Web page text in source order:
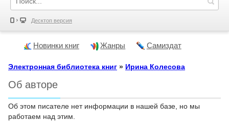
Десктоп версия
Новинки книг Жанры Самиздат
Электронная библиотека книг » Ирина Колесова
Об авторе
Об этом писателе нет информации в нашей базе, но мы
работаем над этим.